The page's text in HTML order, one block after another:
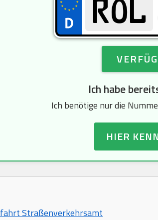
Ich habe
Ich benötige nur die
HIER
Straßenverkehrsamt